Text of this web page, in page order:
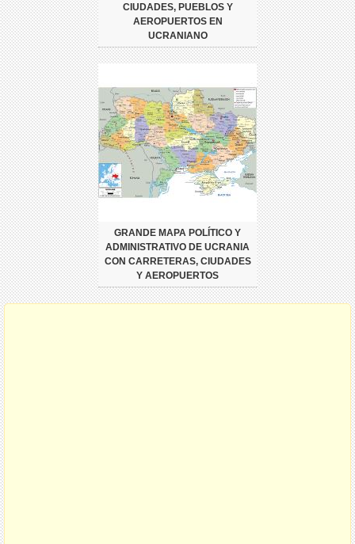
CIUDADES, PUEBLOS Y
AEROPUERTOS EN
UCRANIANO
GRANDE MAPA POLÍTICO Y
ADMINISTRATIVO DE UCRANIA
CON CARRETERAS, CIUDADES
Y AEROPUERTOS